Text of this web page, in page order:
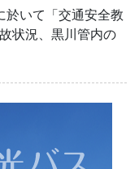
いて「交通安全教
状況、黒川管内の